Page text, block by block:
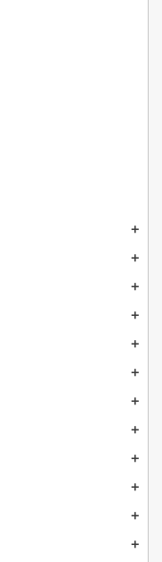
add
add
add
add
add
add
add
add
add
add
add
add